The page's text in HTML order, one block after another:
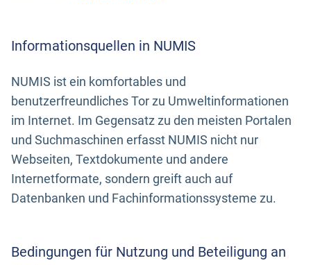
Informationsquellen in NUMIS
NUMIS ist ein komfortables und
benutzerfreundliches Tor zu Umweltinformationen
im Internet. Im Gegensatz zu den meisten Portalen
und Suchmaschinen erfasst NUMIS nicht nur
Webseiten, Textdokumente und andere
Internetformate, sondern greift auch auf
Datenbanken und Fachinformationssysteme zu.
Bedingungen für Nutzung und Beteiligung an